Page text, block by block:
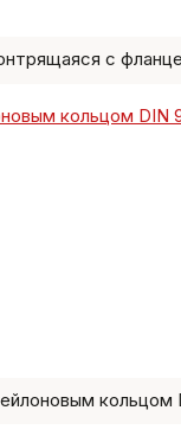
с
кольцом